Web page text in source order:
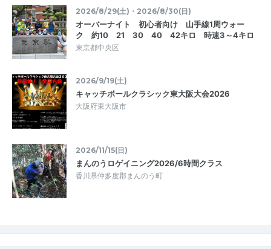
2026/8/29(土)・2026/8/30(日)
オーバーナイト 初心者向け 山手線1周ウォー
ク 約10 21 30 40 42キロ 時速3～4キロ
東京都中央区
2026/9/19(土)
キャッチボールクラシック東大阪大会2026
大阪府東大阪市
2026/11/15(日)
まんのうロゲイニング2026/6時間クラス
香川県仲多度郡まんのう町